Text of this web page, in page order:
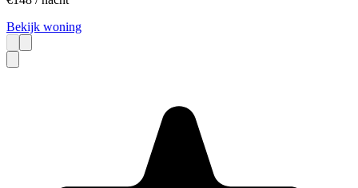
Bekijk woning